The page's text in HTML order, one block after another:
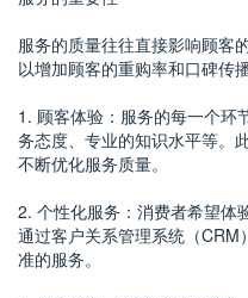
服务的质量往往直接影响顾客
以增加顾客的重购率和口碑传
1. 顾客体验：服务的每一个环
务态度、专业的知识水平等。
不断优化服务质量。
2. 个性化服务：消费者希望体
通过客户关系管理系统（
准的服务。